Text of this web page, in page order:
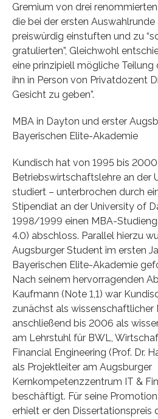
Gremium von drei
die bei der ersten
preiswürdig einstuften und zu
gratulierten”, Gleichwohl
eine prinzipiell mögliche Teilung
ihn in Person von Privatdozent
Gesicht zu geben”.
MBA in Dayton und erster
Bayerischen Elite-Akademie
Kundisch hat von 1995 bis 2000
Betriebswirtschaftslehre an der
studiert – unterbrochen durch
Stipendiat an der University of
1998/1999 einen MBA-
4.0) abschloss. Parallel hierzu
Augsburger Student im ersten
Bayerischen Elite-Akademie
Nach seinem hervorragenden
Kaufmann (Note 1,1) war
zunächst als wissenschaftlicher
anschließend bis 2006 als
am Lehrstuhl für BWL,
Financial Engineering (Prof. Dr.
als Projektleiter am Augsburger
Kernkompetenzzentrum IT &
beschäftigt. Für seine
erhielt er den Dissertationspreis